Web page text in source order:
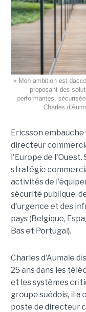
« Mon ambition est
proposant des
performantes,
Charles
Ericsson embauche
directeur
l'Europe de l'Ouest.
stratégie
activités de
sécurité publique,
d'urgence et des
pays (Belgique,
Bas et Portugal).
Charles d'Aumale
25 ans dans les
et les systèmes
groupe suédois, il a
poste de directeur